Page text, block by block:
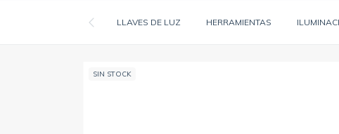
LLAVES DE LUZ HERRAMIENTAS
SIN STOCK